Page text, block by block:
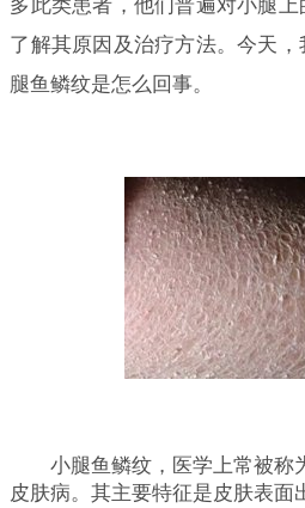
多此类患者，他们普遍对小腿
了解其原因及治疗方法。今天
腿鱼鳞纹是怎么回事。
小腿鱼鳞纹，医学上常被称
皮肤病。其主要特征是皮肤表面